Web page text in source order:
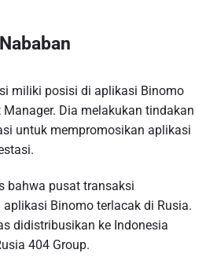
miliki posisi di aplikasi Binomo
Dia melakukan tindakan
untuk mempromosikan aplikasi
bahwa pusat transaksi
Binomo terlacak di Rusia.
didistribusikan ke Indonesia
404 Group.